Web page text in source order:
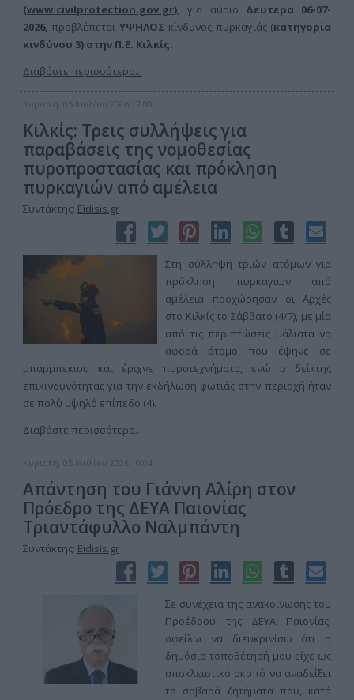
(www.civilprotection.gov.gr), για αύριο Δευτέρα 06-07-
2026, προβλέπεται ΥΨΗΛΟΣ κίνδυνος πυρκαγιάς (κατηγορία
κινδύνου 3) στην Π.Ε. Κιλκίς.
Διαβάστε περισσότερα...
Κυριακή, 05 Ιουλίου 2026 17:00
Κιλκίς: Τρεις συλλήψεις για
παραβάσεις της νομοθεσίας
πυροπροστασίας και πρόκληση
πυρκαγιών από αμέλεια
Συντάκτης: Eidisis.gr
Στη σύλληψη τριών ατόμων για
πρόκληση πυρκαγιών από
αμέλεια προχώρησαν οι Αρχές
στο Κιλκίς το Σάββατο (4/7), με μία
από τις περιπτώσεις μάλιστα να
αφορά άτομο που έψηνε σε
μπάρμπεκιου και έριχνε πυροτεχνήματα, ενώ ο δείκτης
επικινδυνότητας για την εκδήλωση φωτιάς στην περιοχή ήταν
σε πολύ υψηλό επίπεδο (4).
Διαβάστε περισσότερα...
Κυριακή, 05 Ιουλίου 2026 10:04
Απάντηση του Γιάννη Αλίρη στον
Πρόεδρο της ΔΕΥΑ Παιονίας
Τριαντάφυλλο Ναλμπάντη
Συντάκτης: Eidisis.gr
Σε συνέχεια της ανακοίνωσης του
Προέδρου της ΔΕΥΑ Παιονίας,
οφείλω να διευκρινίσω ότι η
δημόσια τοποθέτησή μου είχε ως
αποκλειστικό σκοπό να αναδείξει
τα σοβαρά ζητήματα που, κατά